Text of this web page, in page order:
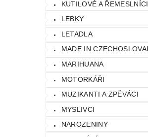
KUTILOVÉ A ŘEMESLNÍCI
LEBKY
LETADLA
MADE IN
MARIHUANA
MOTORKÁŘI
MUZIKANTI A ZPĚVÁCI
MYSLIVCI
NAROZENINY